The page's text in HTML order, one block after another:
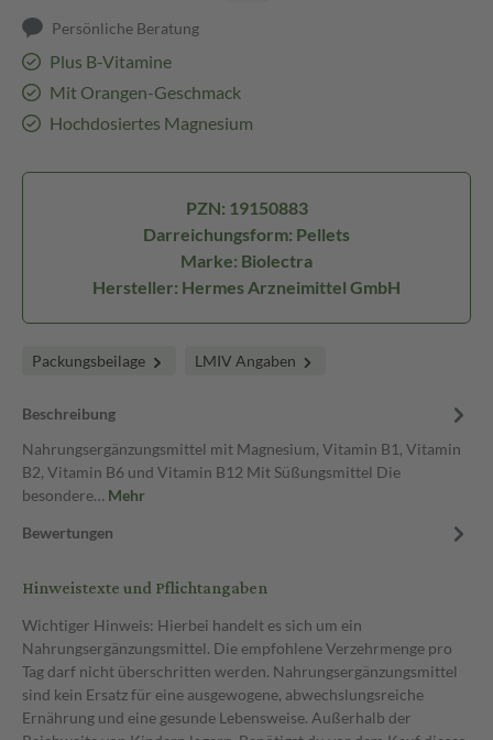
Persönliche Beratung
Plus B-Vitamine
Mit Orangen-Geschmack
Hochdosiertes Magnesium
PZN: 19150883
Darreichungsform: Pellets
Marke: Biolectra
Hersteller: Hermes Arzneimittel GmbH
Packungsbeilage LMIV Angaben
Beschreibung
Nahrungsergänzungsmittel mit Magnesium, Vitamin B1, Vitamin
B2, Vitamin B6 und Vitamin B12 Mit Süßungsmittel Die
besondere… Mehr
Bewertungen
Hinweistexte und Pflichtangaben
Wichtiger Hinweis: Hierbei handelt es sich um ein
Nahrungsergänzungsmittel. Die empfohlene Verzehrmenge pro
Tag darf nicht überschritten werden. Nahrungsergänzungsmittel
sind kein Ersatz für eine ausgewogene, abwechslungsreiche
Ernährung und eine gesunde Lebensweise. Außerhalb der